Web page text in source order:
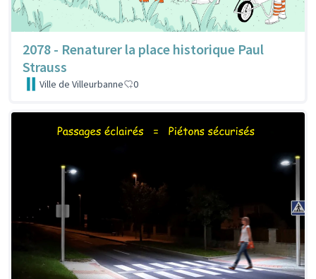
2078 - Renaturer la place historique Paul
Strauss
Ville de Villeurbanne 0